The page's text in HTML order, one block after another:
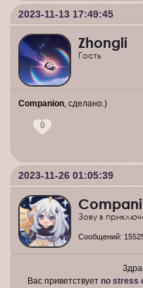
2023-11-13 17:49:45
Zhongli
Гость
Companion, сделано.)
0
2023-11-26 01:05:39
Зову в
Сообщений:
Вас приветствует no stress